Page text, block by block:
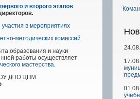
и второго этапов
в мероприятиях
методических комиссий.
образования и науки
работы осуществляет
мастерства.
ДПО ЦПМ